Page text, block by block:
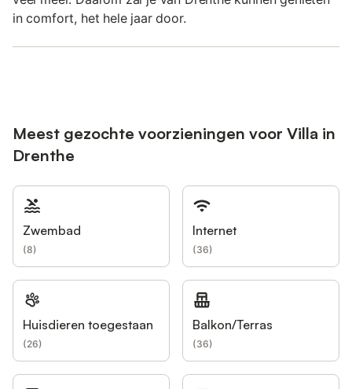
in comfort, het hele jaar door.
Meest gezochte voorzieningen voor Villa in
Drenthe
Zwembad
(8)
Internet
(36)
Huisdieren toegestaan
(26)
Balkon/Terras
(36)